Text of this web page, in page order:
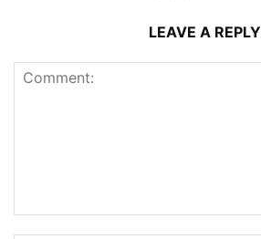
LEAVE A REPLY